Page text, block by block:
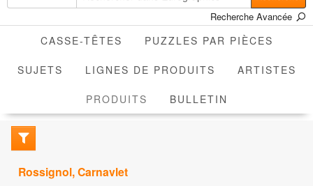
Recherche Avancée
CASSE-TÊTES PUZZLES PAR PIÈCES
SUJETS LIGNES DE PRODUITS ARTISTES
PRODUITS ACTIVEBULLETIN
Rossignol, Carnavlet